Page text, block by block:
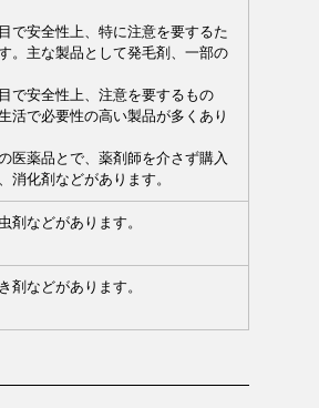
で安全性上、特に注意を要するた
。主な製品として発毛剤、一部の
で安全性上、注意を要するもの
活で必要性の高い製品が多くあり
医薬品とで、薬剤師を介さず購入
化剤などがあります。
などがあります。
などがあります。